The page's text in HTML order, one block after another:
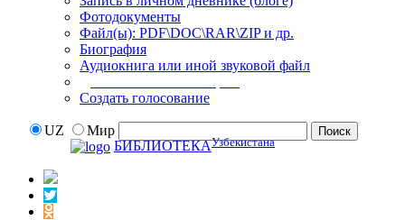
Фотодокументы
Файл(ы): PDF\DOC\RAR\ZIP и др.
Биография
Аудиокнига или иной звуковой файл
Создать голосование
UZ
Мир
БИБЛИОТЕКАУзбекистана